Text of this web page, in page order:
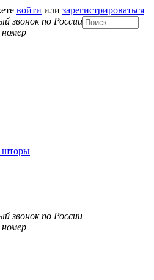
войти или зарегистрироваться
звонок по России
номер
шторы
звонок по России
номер